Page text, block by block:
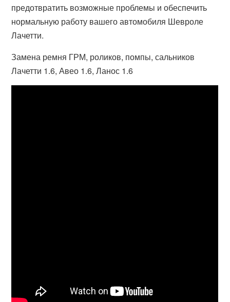
предотвратить возможные проблемы и обеспечить
нормальную работу вашего автомобиля Шевроле
Лачетти.
Замена ремня ГРМ, роликов, помпы, сальников
Лачетти 1.6, Авео 1.6, Ланос 1.6